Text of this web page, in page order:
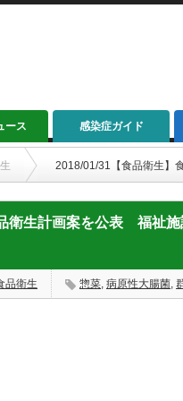
ース 感染症ガイド
2018/01/31【食品衛生
衛生計画案を公表 福祉
品衛生 惣菜, 病原性大腸菌,